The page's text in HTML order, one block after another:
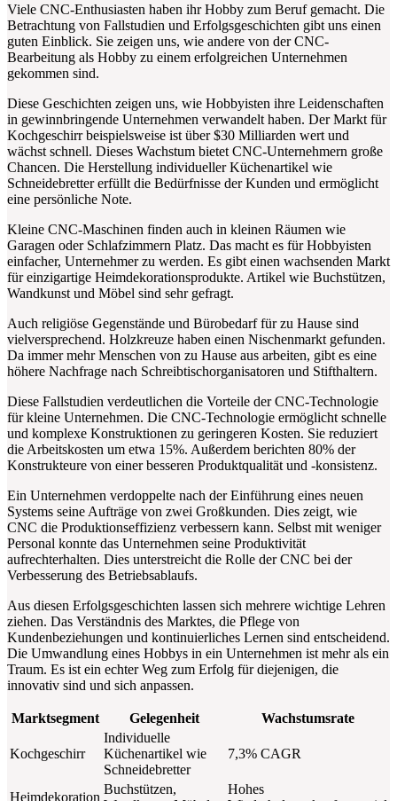
Viele CNC-Enthusiasten haben ihr Hobby zum Beruf gemacht. Die
Betrachtung von Fallstudien und Erfolgsgeschichten gibt uns einen
guten Einblick. Sie zeigen uns, wie andere von der CNC-
Bearbeitung als Hobby zu einem erfolgreichen Unternehmen
gekommen sind.
Diese Geschichten zeigen uns, wie Hobbyisten ihre Leidenschaften
in gewinnbringende Unternehmen verwandelt haben. Der Markt für
Kochgeschirr beispielsweise ist über $30 Milliarden wert und
wächst schnell. Dieses Wachstum bietet CNC-Unternehmern große
Chancen. Die Herstellung individueller Küchenartikel wie
Schneidebretter erfüllt die Bedürfnisse der Kunden und ermöglicht
eine persönliche Note.
Kleine CNC-Maschinen finden auch in kleinen Räumen wie
Garagen oder Schlafzimmern Platz. Das macht es für Hobbyisten
einfacher, Unternehmer zu werden. Es gibt einen wachsenden Markt
für einzigartige Heimdekorationsprodukte. Artikel wie Buchstützen,
Wandkunst und Möbel sind sehr gefragt.
Auch religiöse Gegenstände und Bürobedarf für zu Hause sind
vielversprechend. Holzkreuze haben einen Nischenmarkt gefunden.
Da immer mehr Menschen von zu Hause aus arbeiten, gibt es eine
höhere Nachfrage nach Schreibtischorganisatoren und Stifthaltern.
Diese Fallstudien verdeutlichen die Vorteile der CNC-Technologie
für kleine Unternehmen. Die CNC-Technologie ermöglicht schnelle
und komplexe Konstruktionen zu geringeren Kosten. Sie reduziert
die Arbeitskosten um etwa 15%. Außerdem berichten 80% der
Konstrukteure von einer besseren Produktqualität und -konsistenz.
Ein Unternehmen verdoppelte nach der Einführung eines neuen
Systems seine Aufträge von zwei Großkunden. Dies zeigt, wie
CNC die Produktionseffizienz verbessern kann. Selbst mit weniger
Personal konnte das Unternehmen seine Produktivität
aufrechterhalten. Dies unterstreicht die Rolle der CNC bei der
Verbesserung des Betriebsablaufs.
Aus diesen Erfolgsgeschichten lassen sich mehrere wichtige Lehren
ziehen. Das Verständnis des Marktes, die Pflege von
Kundenbeziehungen und kontinuierliches Lernen sind entscheidend.
Die Umwandlung eines Hobbys in ein Unternehmen ist mehr als ein
Traum. Es ist ein echter Weg zum Erfolg für diejenigen, die
innovativ sind und sich anpassen.
Marktsegment Gelegenheit Wachstumsrate
Kochgeschirr
Individuelle
Küchenartikel wie
Schneidebretter
7,3% CAGR
Heimdekoration
Buchstützen,
Hohes